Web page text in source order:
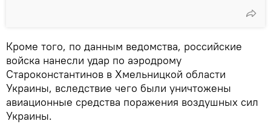
Кроме того, по данным ведомства, российские
войска нанесли удар по аэродрому
Староконстантинов в Хмельницкой области
Украины, вследствие чего были уничтожены
авиационные средства поражения воздушных сил
Украины.